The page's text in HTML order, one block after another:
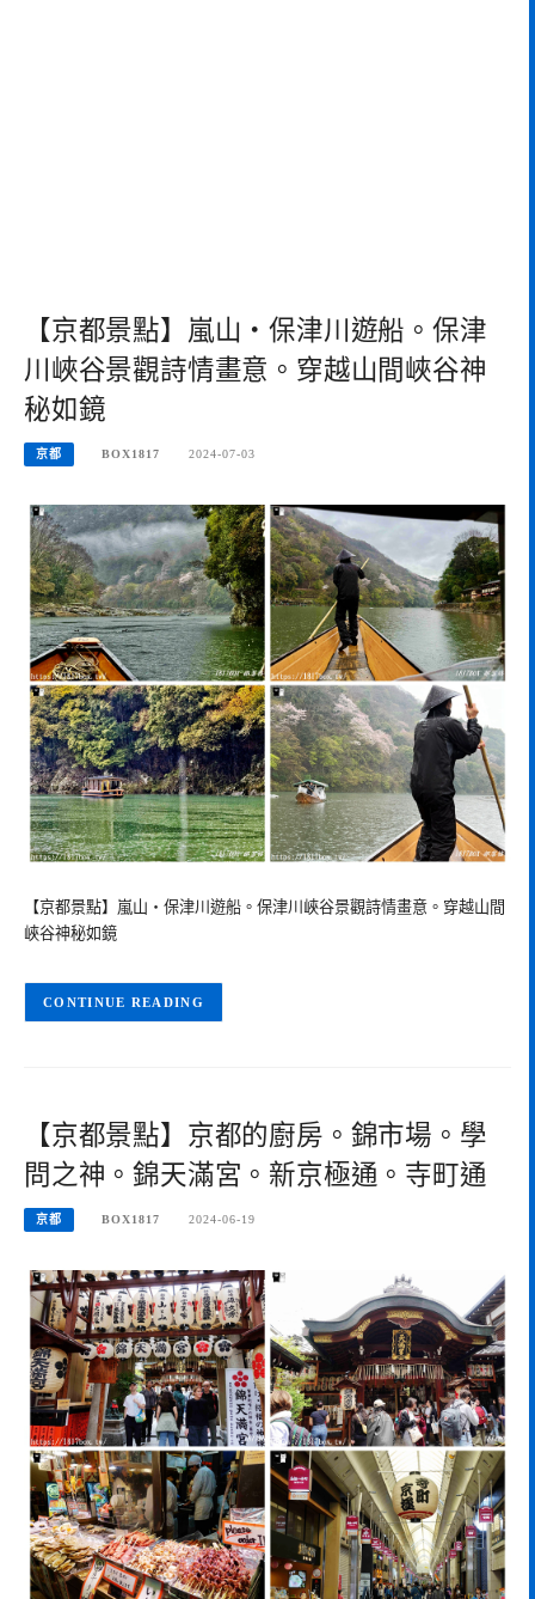
【京都景點】嵐山・保津川遊船。保津
川峽谷景觀詩情畫意。穿越山間峽谷神
秘如鏡
京都 BOX1817 2024-07-03
【京都景點】嵐山・保津川遊船。保津川峽谷景觀詩情畫意。穿越山間
峽谷神秘如鏡
CONTINUE READING
【京都景點】京都的廚房。錦市場。學
問之神。錦天滿宮。新京極通。寺町通
京都 BOX1817 2024-06-19